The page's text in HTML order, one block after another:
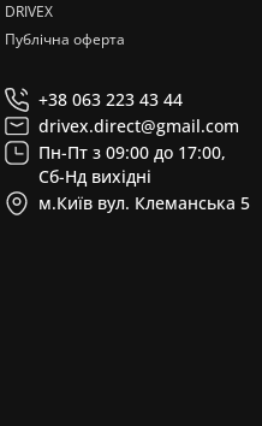
DRIVEX
Публічна оферта
+38 063 223 43 44
drivex.direct@gmail.com
Пн-Пт з 09:00 до 17:00,
Сб-Нд вихідні
м.Київ вул. Клеманська 5